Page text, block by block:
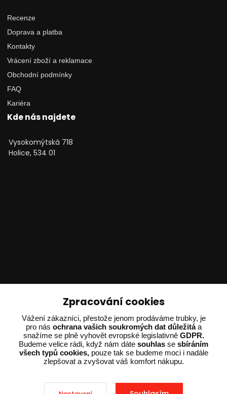
Recenze
Doprava a platba
Kontakty
Vrácení zboží a reklamace
Obchodní podmínky
FAQ
Kariéra
Kde nás najdete
Vysokomýtská 718
Holice, 534 01
Ing. Adam Dvořák
+420 602 234 254
(Po-Pá 8:00 - 15:00)
potrebujiporadit@dvorak-karlik.cz
Zpracování cookies
Vážení zákazníci, přestože jenom prodáváme trubky, je
pro nás ochrana vašich soukromých dat důležitáa
snažíme se plně vyhovět evropské legislativně GDPR.
Budeme velice rádi, když nám dáte souhlas se sbíráním
všech typů cookies,pouze tak se budeme moci i nadále
zlepšovat a zvyšovat váš komfort nákupu.